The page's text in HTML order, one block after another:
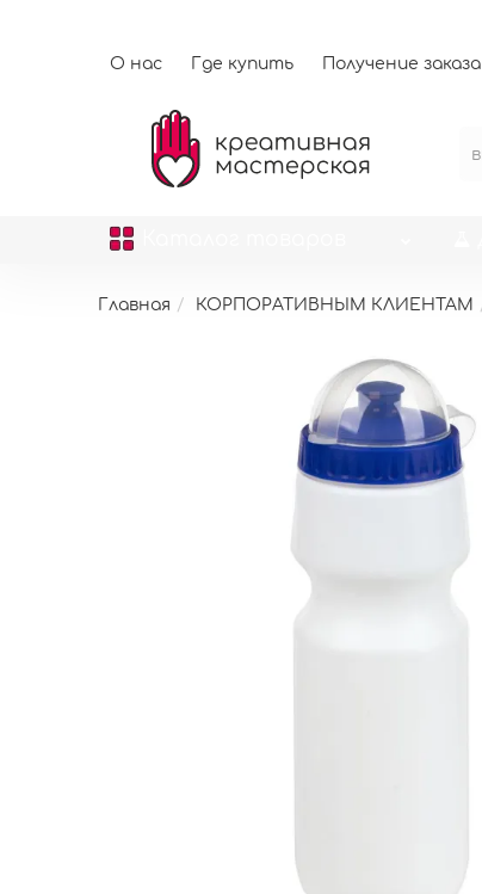
О нас Где купить Получение заказа
Главная КОРПОРАТИВНЫМ КЛИЕНТАМ